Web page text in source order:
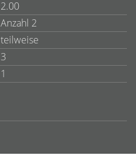
2.00
Anzahl 2
teilweise
3
1